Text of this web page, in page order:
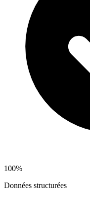
100%
Données structurées